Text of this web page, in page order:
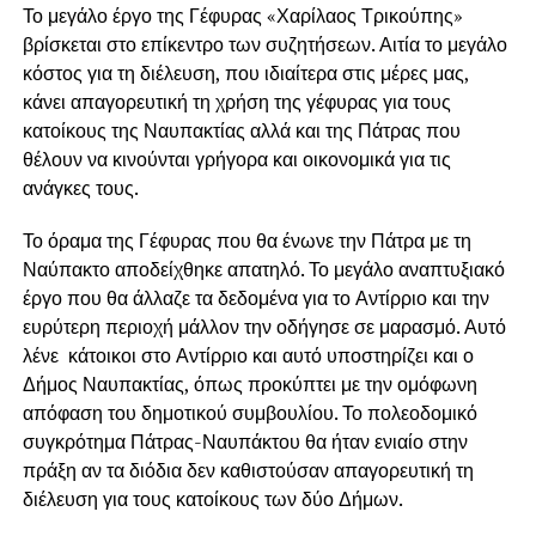
Το μεγάλο έργο της Γέφυρας «Χαρίλαος Τρικούπης»
βρίσκεται στο επίκεντρο των συζητήσεων. Αιτία το μεγάλο
κόστος για τη διέλευση, που ιδιαίτερα στις μέρες μας,
κάνει απαγορευτική τη χρήση της γέφυρας για τους
κατοίκους της Ναυπακτίας αλλά και της Πάτρας που
θέλουν να κινούνται γρήγορα και οικονομικά για τις
ανάγκες τους.
Το όραμα της Γέφυρας που θα ένωνε την Πάτρα με τη
Ναύπακτο αποδείχθηκε απατηλό. Το μεγάλο αναπτυξιακό
έργο που θα άλλαζε τα δεδομένα για το Αντίρριο και την
ευρύτερη περιοχή μάλλον την οδήγησε σε μαρασμό. Αυτό
λένε κάτοικοι στο Αντίρριο και αυτό υποστηρίζει και ο
Δήμος Ναυπακτίας, όπως προκύπτει με την ομόφωνη
απόφαση του δημοτικού συμβουλίου. Το πολεοδομικό
συγκρότημα Πάτρας-Ναυπάκτου θα ήταν ενιαίο στην
πράξη αν τα διόδια δεν καθιστούσαν απαγορευτική τη
διέλευση για τους κατοίκους των δύο Δήμων.